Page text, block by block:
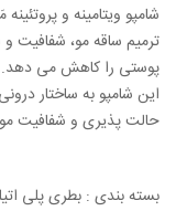
شامپو ویتامینه و پروتئینه
ترمیم ساقه مو،
پوستی را کاهش می دهد.
این شامپو به ساختار
حالت پذیری و شفافیت
بسته بندی : بطری پلی اتیلنی 400